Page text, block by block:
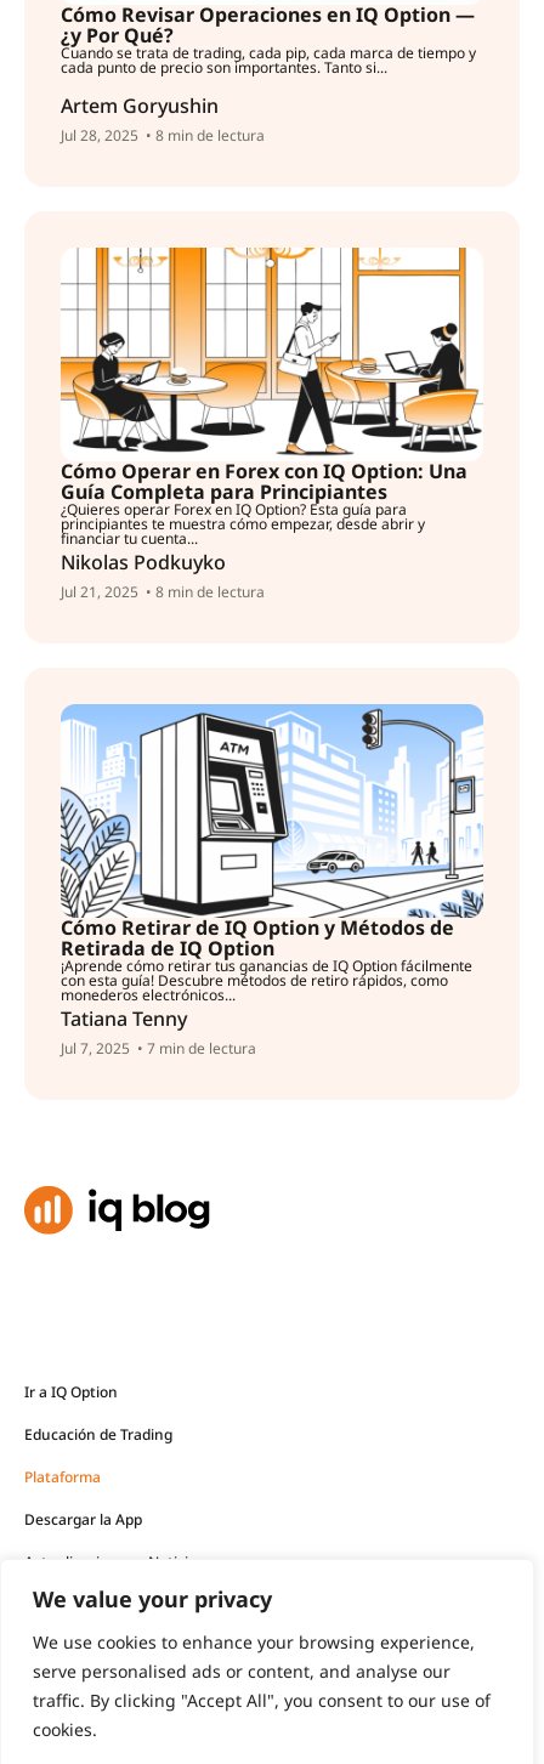
We value your privacy
We use cookies to enhance your browsing experience,
serve personalised ads or content, and analyse our
traffic. By clicking "Accept All", you consent to our use of
cookies.
Cómo Revisar Operaciones en IQ Option —
¿y Por Qué?
Cuando se trata de trading, cada pip, cada marca de tiempo y
cada punto de precio son importantes. Tanto si...
Artem Goryushin
Jul 28, 2025 • 8 min de lectura
Cómo Operar en Forex con IQ Option: Una
Guía Completa para Principiantes
¿Quieres operar Forex en IQ Option? Esta guía para
principiantes te muestra cómo empezar, desde abrir y
financiar tu cuenta...
Nikolas Podkuyko
Jul 21, 2025 • 8 min de lectura
Cómo Retirar de IQ Option y Métodos de
Retirada de IQ Option
¡Aprende cómo retirar tus ganancias de IQ Option fácilmente
con esta guía! Descubre métodos de retiro rápidos, como
monederos electrónicos...
Tatiana Tenny
Jul 7, 2025 • 7 min de lectura
Ir a IQ Option
Educación de Trading
Plataforma
Descargar la App
Actualizaciones y Noticias
Los productos financieros ofrecidos por la empresa
conllevan un alto nivel de riesgo y pueden resultar en la
pérdida de todos sus fondos.
Nunca debe invertir dinero que no pueda permitirse perder.